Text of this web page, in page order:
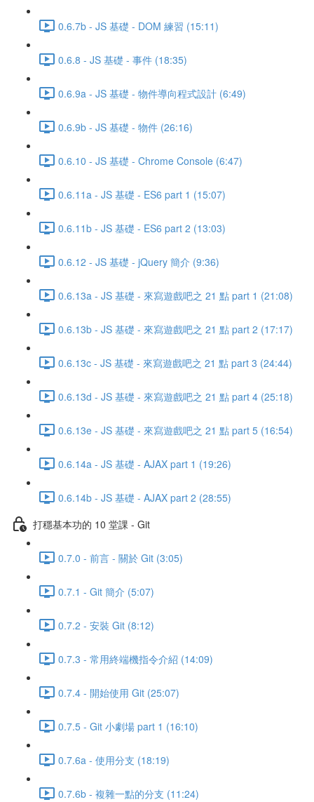
0.6.7b - JS 基礎 - DOM 練習 (15:11)
0.6.8 - JS 基礎 - 事件 (18:35)
0.6.9a - JS 基礎 - 物件導向程式設計 (6:49)
0.6.9b - JS 基礎 - 物件 (26:16)
0.6.10 - JS 基礎 - Chrome Console (6:47)
0.6.11a - JS 基礎 - ES6 part 1 (15:07)
0.6.11b - JS 基礎 - ES6 part 2 (13:03)
0.6.12 - JS 基礎 - jQuery 簡介 (9:36)
0.6.13a - JS 基礎 - 來寫遊戲吧之 21 點 part 1 (21:08)
0.6.13b - JS 基礎 - 來寫遊戲吧之 21 點 part 2 (17:17)
0.6.13c - JS 基礎 - 來寫遊戲吧之 21 點 part 3 (24:44)
0.6.13d - JS 基礎 - 來寫遊戲吧之 21 點 part 4 (25:18)
0.6.13e - JS 基礎 - 來寫遊戲吧之 21 點 part 5 (16:54)
0.6.14a - JS 基礎 - AJAX part 1 (19:26)
0.6.14b - JS 基礎 - AJAX part 2 (28:55)
打穩基本功的 10 堂課 - Git
0.7.0 - 前言 - 關於 Git (3:05)
0.7.1 - Git 簡介 (5:07)
0.7.2 - 安裝 Git (8:12)
0.7.3 - 常用終端機指令介紹 (14:09)
0.7.4 - 開始使用 Git (25:07)
0.7.5 - Git 小劇場 part 1 (16:10)
0.7.6a - 使用分支 (18:19)
0.7.6b - 複雜一點的分支 (11:24)